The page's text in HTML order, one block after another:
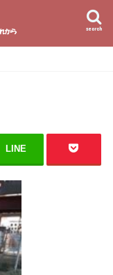
search
LINE